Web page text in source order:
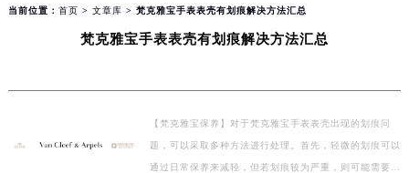
当前位置： 首页 > 文章库 > 梵克雅宝手表表壳有划痕解决方法汇总
梵克雅宝手表表壳有划痕解决方法汇总
【梵克雅宝保养】对于梵克雅宝手表表壳出现的划痕问
题，可以采取多种方法进行处理。首先，轻微的划痕可以
通过日常保养来减轻，但若划痕较为严重，则可能需要专